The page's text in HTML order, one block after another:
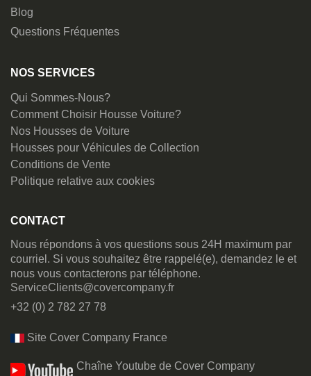
Blog
Questions Fréquentes
NOS SERVICES
Qui Sommes-Nous?
Comment Choisir Housse Voiture?
Nos Housses de Voiture
Housses pour Véhicules de Collection
Conditions de Vente
Politique relative aux cookies
CONTACT
Nous répondons à vos questions sous 24H maximum par
courriel. Si vous souhaitez être rappelé(e), demandez le et
nous vous contacterons par téléphone.
ServiceClients@covercompany.fr
+32 (0) 2 782 27 78
Site Cover Company France
Chaîne Youtube de Cover Company